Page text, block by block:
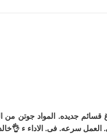
جديده. المواد جوتن من
سرعه. فى. الاداء ء